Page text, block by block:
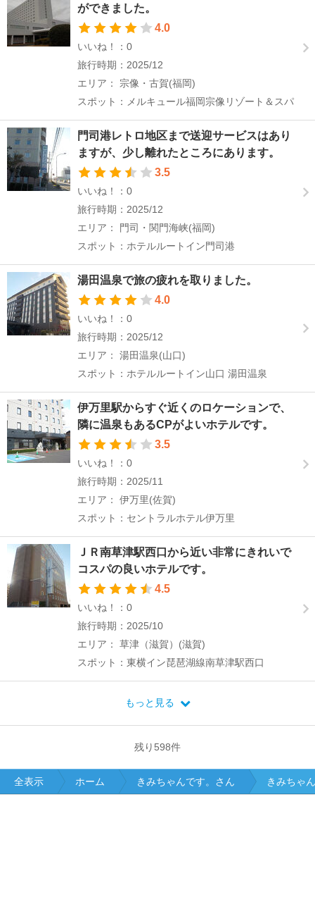
ができました。
4.0
いいね！：0
旅行時期：2025/12
エリア： 宗像・古賀(福岡)
スポット：メルキュール福岡宗像リゾート＆スパ
門司港レトロ地区まで送迎サービスはあり
ますが、少し離れたところにあります。
3.5
いいね！：0
旅行時期：2025/12
エリア： 門司・関門海峡(福岡)
スポット：ホテルルートイン門司港
湯田温泉で旅の疲れを取りました。
4.0
いいね！：0
旅行時期：2025/12
エリア： 湯田温泉(山口)
スポット：ホテルルートイン山口 湯田温泉
伊万里駅からすぐ近くのロケーションで、
隣に温泉もあるCPがよいホテルです。
3.5
いいね！：0
旅行時期：2025/11
エリア： 伊万里(佐賀)
スポット：セントラルホテル伊万里
ＪＲ南草津駅西口から近い非常にきれいで
コスパの良いホテルです。
4.5
いいね！：0
旅行時期：2025/10
エリア： 草津（滋賀）(滋賀)
スポット：東横イン琵琶湖線南草津駅西口
もっと見る
残り 598件
全表示 ホーム きみちゃんです。さん きみちゃ